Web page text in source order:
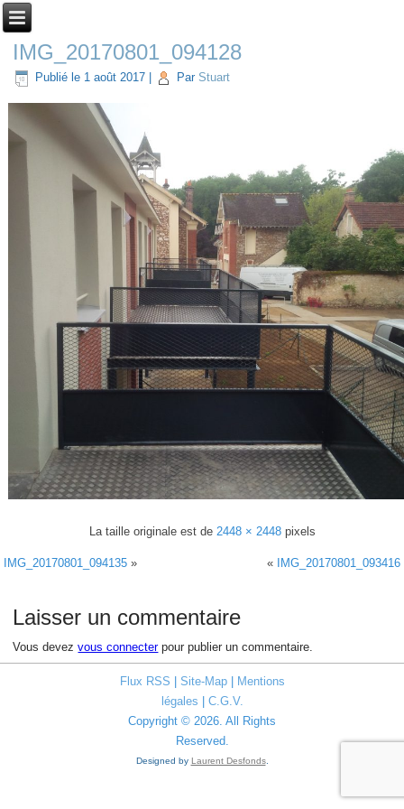
IMG_20170801_094128
Publié le 1 août 2017 Par Stuart
La taille originale est de 2448 × 2448pixels
IMG_20170801_094135 » « IMG_20170801_093416
Laisser un commentaire
Vous devezvous connecterpour publier un commentaire.
Flux RSS Site-Map|
Mentions
légales
C.G.V.
Copyright © 2026. All Rights
Reserved.
Designed by Laurent Desfonds.